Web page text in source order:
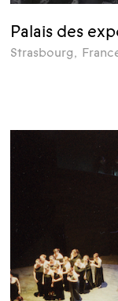
Palais des
Strasbourg,